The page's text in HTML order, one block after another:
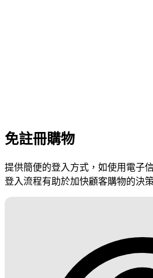
免註冊購物
提供簡便的登入方式，如使用電子
登入流程有助於加快顧客購物的決